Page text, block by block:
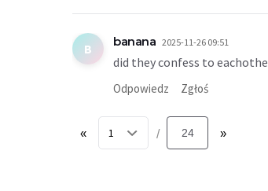
B banana 2025-11-26 09:51
did they confess to
Odpowiedz Zgłoś
« / 24 »